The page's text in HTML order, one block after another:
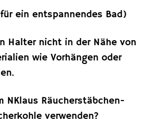
ein entspannendes Bad)
Halter nicht in der Nähe von
wie Vorhängen oder
NKlaus Räucherstäbchen-
verwenden?